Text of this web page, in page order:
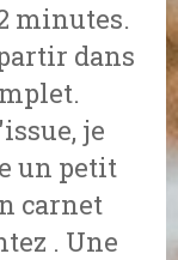
minutes.
dans
je
un petit
carnet
. Une